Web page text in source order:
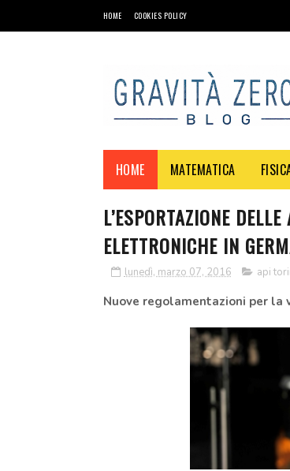
HOME COOKIES POLICY
HOME MATEMATICA
L’ESPORTAZIONE
ELETTRONICHE IN
lunedì, marzo 07, 2016 api
Nuove regolamentazioni per la